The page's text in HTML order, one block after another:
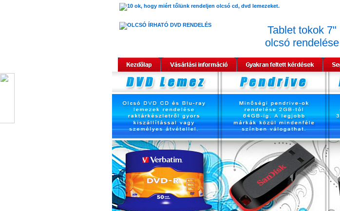
Tablet tokok 7"
olcsó rendelése